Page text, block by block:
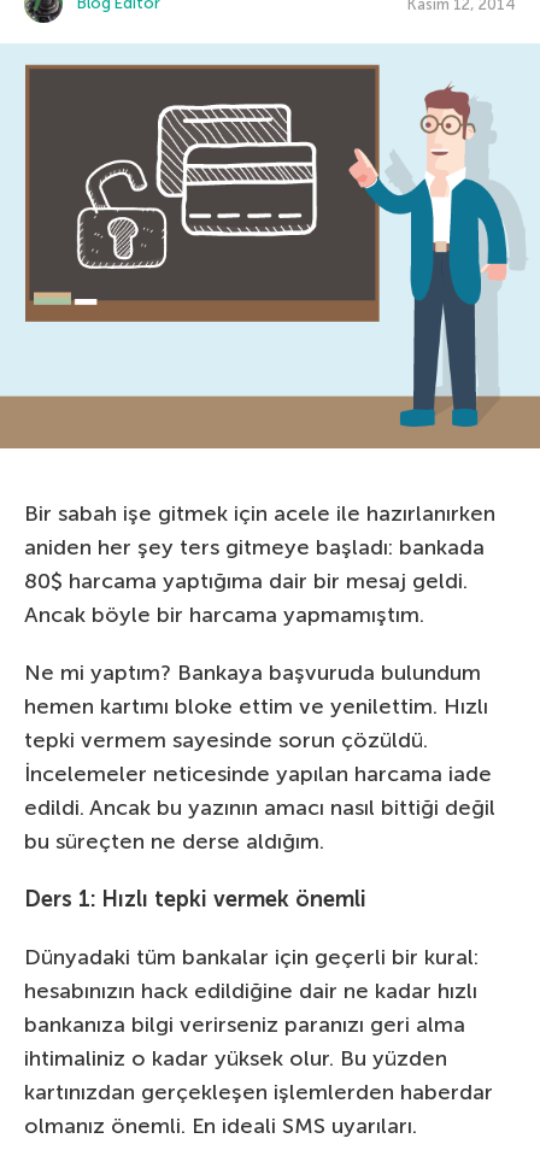
Bir sabah işe gitmek için acele ile hazırlanırken
aniden her şey ters gitmeye başladı: bankada
80$ harcama yaptığıma dair bir mesaj geldi.
Ancak böyle bir harcama yapmamıştım.
Ne mi yaptım? Bankaya başvuruda bulundum
hemen kartımı bloke ettim ve yenilettim. Hızlı
tepki vermem sayesinde sorun çözüldü.
İncelemeler neticesinde yapılan harcama iade
edildi. Ancak bu yazının amacı nasıl bittiği değil
bu süreçten ne derse aldığım.
Ders 1: Hızlı tepki vermek önemli
Dünyadaki tüm bankalar için geçerli bir kural:
hesabınızın hack edildiğine dair ne kadar hızlı
bankanıza bilgi verirseniz paranızı geri alma
ihtimaliniz o kadar yüksek olur. Bu yüzden
kartınızdan gerçekleşen işlemlerden haberdar
olmanız önemli. En ideali SMS uyarıları.